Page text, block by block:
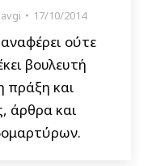
17/10/2014
ούτε
βουλευτή
πράξη και
άρθρα και